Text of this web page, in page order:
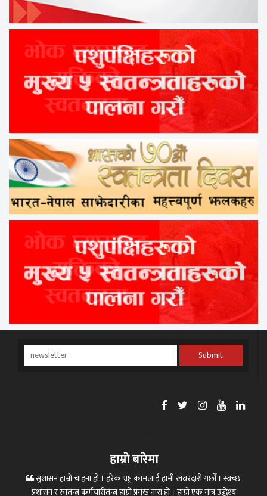
Submit
हाम्रो बारेमा
सुशासन हाम्रो चाहना हो । हरेक भ्रष्ट्र कामलाई हामी खवरदारी गर्छौ । स्वच्छ
प्रशासन र स्वतन्त्र कर्मचारीतन्त्र हाम्रो प्रमुख नारा हो । हाम्रो एक मात्र उद्धेश्य